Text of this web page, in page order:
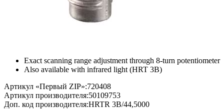
Exact scanning range adjustment through 8-turn potentiometer
Also available with infrared light (HRT 3B)
Артикул «Первый ZIP»:720408
Артикул производителя:50109753
Доп. код производителя:HRTR 3B/44,5000